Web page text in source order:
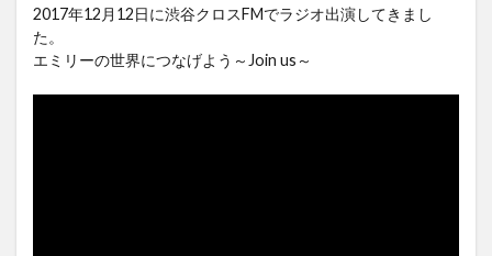
2017年12月12日に渋谷クロスFMでラジオ出演してきまし
た。
エミリーの世界につなげよう～Join us～